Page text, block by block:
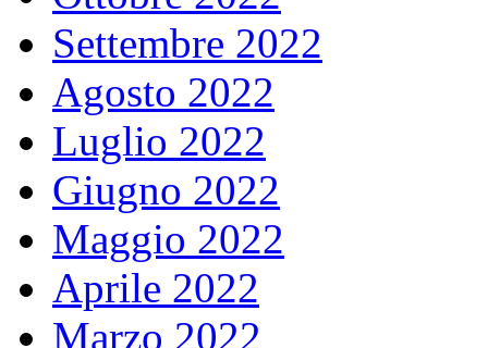
Settembre 2022
Agosto 2022
Luglio 2022
Giugno 2022
Maggio 2022
Aprile 2022
Marzo 2022